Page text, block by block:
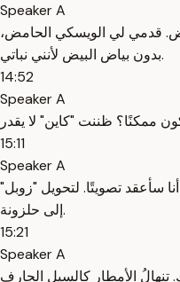
Speaker A
قدمي لي الويسكي الحامض،
بدون بياض البيض لأنني نباتي.
14:52
Speaker A
15:11
Speaker A
سأعقد تصويتًا. لتحويل "زوبل"
إلى حلزونة.
15:21
Speaker A
الأمطار كالسيلِ الجارف